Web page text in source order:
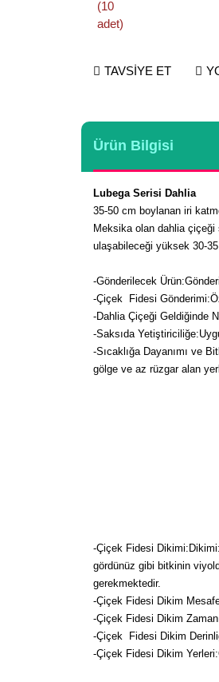
TAVSİYE ET
Ürün Bilgisi
Lubega Serisi Dahlia
35-50 cm boylanan iri
Meksika olan dahlia çiçeği
ulaşabileceği yüksek 30-
-Gönderilecek
-Çiçek Fidesi
-Dahlia Çiçeği Geldiğinde
-Saksıda
-Sıcaklığa Dayanımı ve
gölge ve az rüzgar alan
-Çiçek Fidesi Dikimi:
gördünüz gibi bitkinin
gerekmektedir.
-Çiçek Fidesi Dikim
-Çiçek Fidesi Dikim
-Çiçek Fidesi Dikim
-Çiçek Fidesi Dikim